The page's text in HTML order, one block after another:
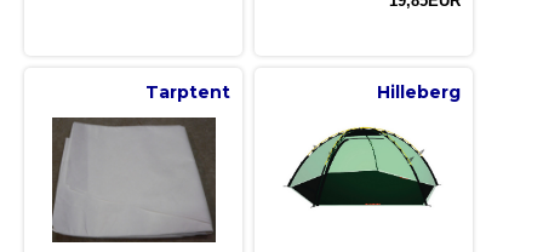
Tarptent Hilleberg